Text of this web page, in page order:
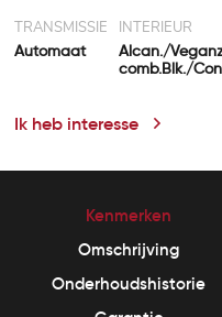
TRANSMISSIE
Automaat
INTERIEUR
Alcan./
comb.Blk./
Ik heb interesse
Kenmerken
Omschrijving
Onderhoudshistorie